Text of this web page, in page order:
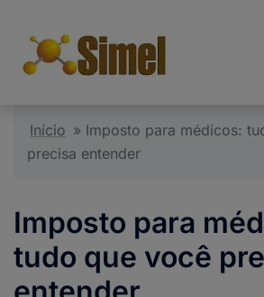
Início » Imposto para médicos:
precisa entender
Imposto para
tudo que você